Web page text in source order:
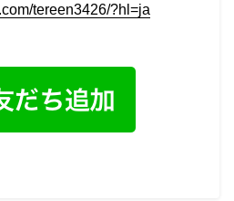
tereen3426/?hl=ja